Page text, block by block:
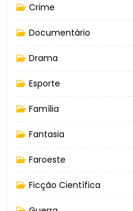
Crime
Documentário
Drama
Esporte
Família
Fantasia
Faroeste
Ficção Científica